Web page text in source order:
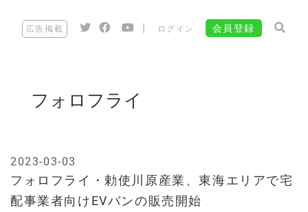
広告掲載 ログイン 会員登録
フォロフライ
フォロフライ・勅使川原産業、東海エリアで宅
配事業者向けEVバンの販売開始
2023-03-03